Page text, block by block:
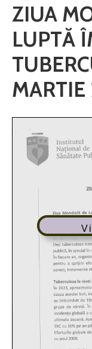
ZIUA
LUPTĂ